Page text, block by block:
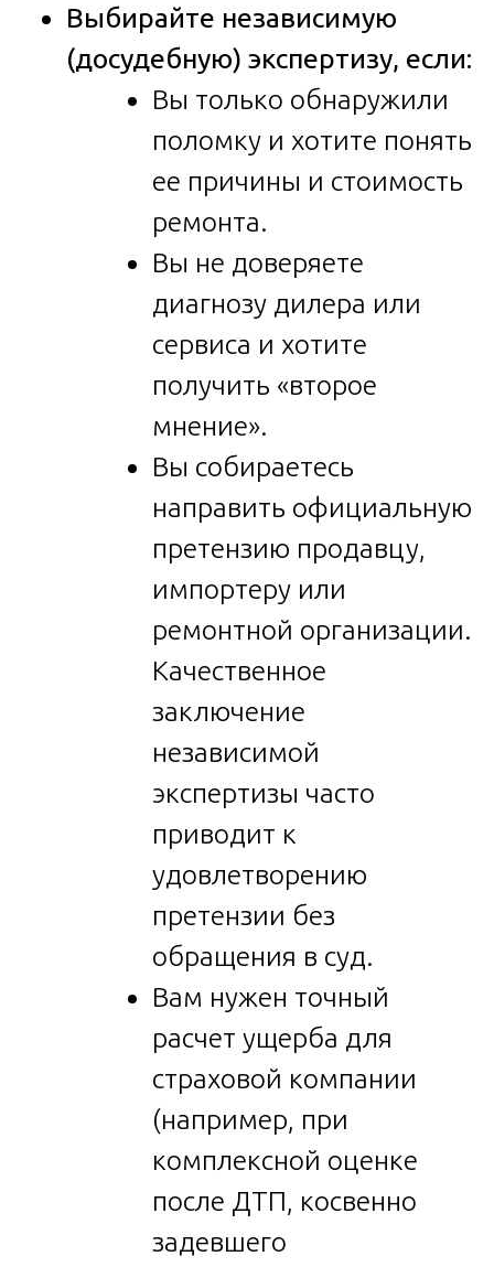
Выбирайте независимую
(досудебную) экспертизу, если:
Вы только обнаружили
поломку и хотите понять
ее причины и стоимость
ремонта.
Вы не доверяете
диагнозу дилера или
сервиса и хотите
получить «второе
мнение».
Вы собираетесь
направить официальную
претензию продавцу,
импортеру или
ремонтной организации.
Качественное
заключение
независимой
экспертизы часто
приводит к
удовлетворению
претензии без
обращения в суд.
Вам нужен точный
расчет ущерба для
страховой компании
(например, при
комплексной оценке
после ДТП, косвенно
задевшего